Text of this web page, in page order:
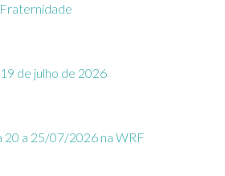
de julho de 2026
20 a 25/07/2026 na WRF